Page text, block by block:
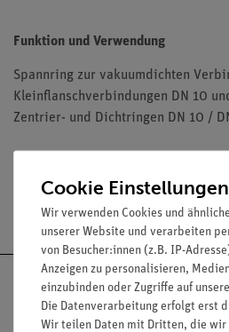
Funktion und Verwendung
Spannring zur vakuumdichten
Kleinflanschverbindungen DN 10
Zentrier- und Dichtringen DN 10 /
Cookie Einstellungen
Wir verwenden Cookies und
unserer Website und verarbeiten
von Besucher:innen (z.B. IP-
Anzeigen zu personalisieren,
einzubinden oder Zugriffe auf
Die Datenverarbeitung erfolgt erst
Wir teilen Daten mit Dritten, die wir